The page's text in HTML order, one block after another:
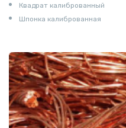
Квадрат калиброванный
Шпонка калиброванная